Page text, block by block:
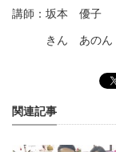
講師：坂本 優子
きん あのん
関連記事